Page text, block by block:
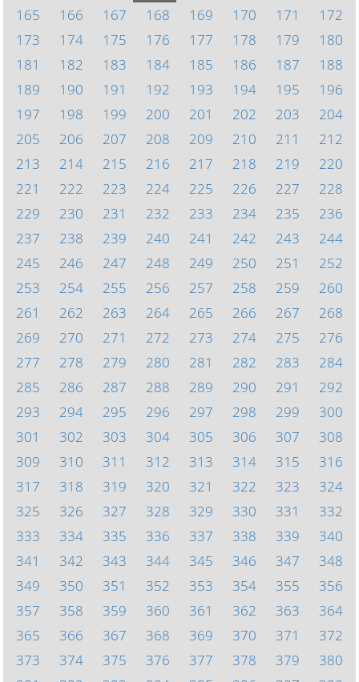
165
166 167 168 169 170 171
172
173
174 175 176 177 178 179
180
181
182 183 184 185 186 187
188
189
190 191 192 193 194 195
196
197
198 199 200 201 202 203
204
205
206 207 208 209 210 211
212
213
214 215 216 217 218 219
220
221
222 223 224 225 226 227
228
229
230 231 232 233 234 235
236
237
238 239 240 241 242 243
244
245
246 247 248 249 250 251
252
253
254 255 256 257 258 259
260
261
262 263 264 265 266 267
268
269
270 271 272 273 274 275
276
277
278 279 280 281 282 283
284
285
286 287 288 289 290 291
292
293
294 295 296 297 298 299
300
301
302 303 304 305 306 307
308
309
310 311 312 313 314 315
316
317
318 319 320 321 322 323
324
325
326 327 328 329 330 331
332
333
334 335 336 337 338 339
340
341
342 343 344 345 346 347
348
349
350 351 352 353 354 355
356
357
358 359 360 361 362 363
364
365
366 367 368 369 370 371
372
373
374 375 376 377 378 379
380